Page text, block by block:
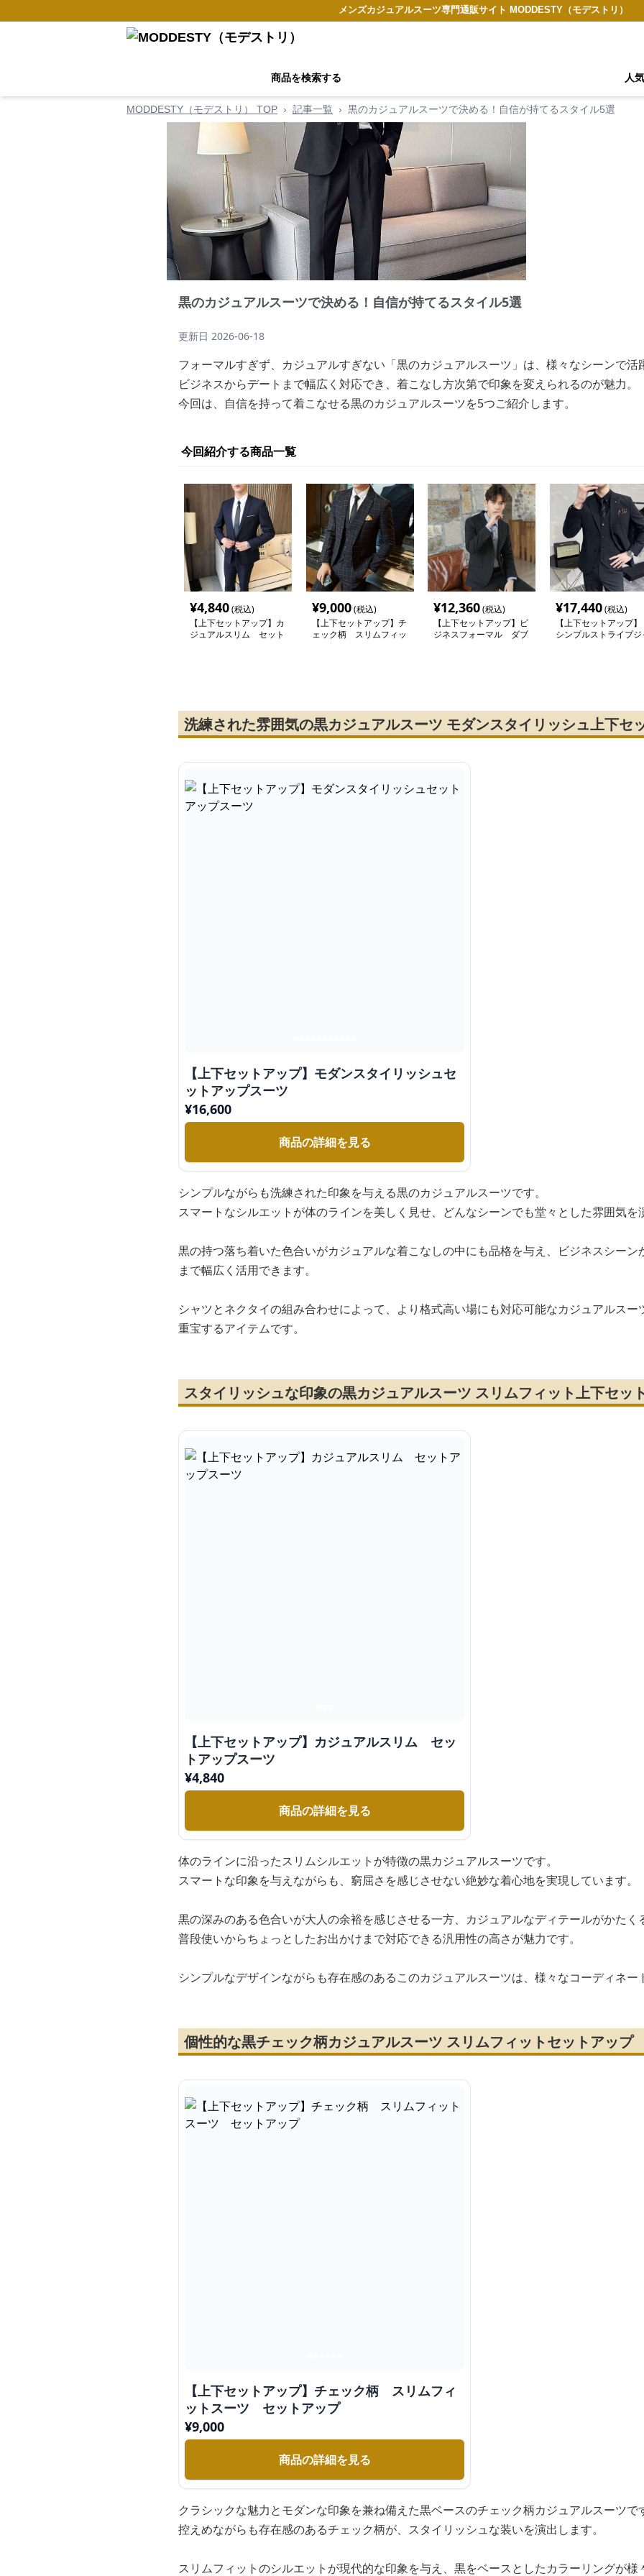
メンズカジュアルスーツ専門通販サイト MODDESTY（モデストリ）
商品を検索する 人
MODDESTY（モデストリ） TOP › 記事一覧 › 黒のカジュアルスーツで決める！自信が持てるスタイル5選
黒のカジュアルスーツで決める！自信が持てるスタイル5選
更新日 2026-06-18
フォーマルすぎず、カジュアルすぎない「黒のカジュアルスーツ」は、様々なシーンで活
ビジネスからデートまで幅広く対応でき、着こなし方次第で印象を変えられるのが魅力。
今回は、自信を持って着こなせる黒のカジュアルスーツを5つご紹介します。
今回紹介する商品一覧
¥4,840(税込)
【上下セットアップ】カ
ジュアルスリム セット
¥9,000(税込)
【上下セットアップ】チ
ェック柄 スリムフィッ
¥12,360(税込)
【上下セットアップ】ビ
ジネスフォーマル ダブ
¥17,440(税込)
【上下セットアップ】
シンプルストライプジ
洗練された雰囲気の黒カジュアルスーツ モダンスタイリッシュ上下セ
【上下セットアップ】モダンスタイリッシュセ
ットアップスーツ
¥16,600
商品の詳細を見る
シンプルながらも洗練された印象を与える黒のカジュアルスーツです。
スマートなシルエットが体のラインを美しく見せ、どんなシーンでも堂々とした雰囲気を
黒の持つ落ち着いた色合いがカジュアルな着こなしの中にも品格を与え、ビジネスシーン
まで幅広く活用できます。
シャツとネクタイの組み合わせによって、より格式高い場にも対応可能なカジュアルスー
重宝するアイテムです。
スタイリッシュな印象の黒カジュアルスーツ スリムフィット上下セット
【上下セットアップ】カジュアルスリム セッ
トアップスーツ
¥4,840
商品の詳細を見る
体のラインに沿ったスリムシルエットが特徴の黒カジュアルスーツです。
スマートな印象を与えながらも、窮屈さを感じさせない絶妙な着心地を実現しています。
黒の深みのある色合いが大人の余裕を感じさせる一方、カジュアルなディテールがかたく
普段使いからちょっとしたお出かけまで対応できる汎用性の高さが魅力です。
シンプルなデザインながらも存在感のあるこのカジュアルスーツは、様々なコーディネー
個性的な黒チェック柄カジュアルスーツ スリムフィットセットアップ
【上下セットアップ】チェック柄 スリムフィ
ットスーツ セットアップ
¥9,000
商品の詳細を見る
クラシックな魅力とモダンな印象を兼ね備えた黒ベースのチェック柄カジュアルスーツで
控えめながらも存在感のあるチェック柄が、スタイリッシュな装いを演出します。
スリムフィットのシルエットが現代的な印象を与え、黒をベースとしたカラーリングが様